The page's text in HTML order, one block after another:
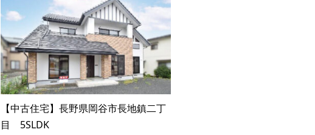
【中古住宅】長野県岡谷市長地鎮二丁
目 5SLDK